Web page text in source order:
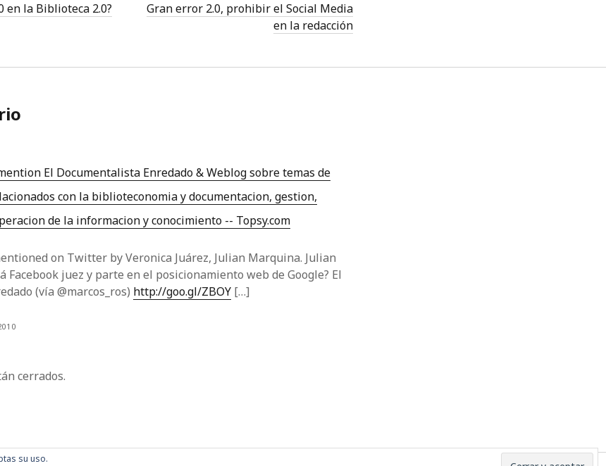
en la Biblioteca 2.0?
Gran error 2.0, prohibir el Social Media
en la redacción
El Documentalista Enredado & Weblog sobre temas de
con la biblioteconomia y documentacion, gestion,
de la informacion y conocimiento -- Topsy.com
on Twitter by Veronica Juárez, Julian Marquina. Julian
Facebook juez y parte en el posicionamiento web de Google? El
(vía @marcos_ros) http://goo.gl/ZBOY […]
cerrados.
su uso.